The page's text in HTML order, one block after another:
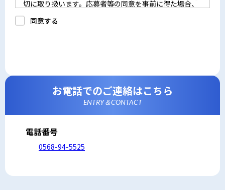
切に取り扱います。応募者等の同意を事前に得た場合、
又は法令により許された場合を除き、個人情報を第三者
に提供しません。
a.応募者等からのお問い合わせに対応・管理するため
な期間、妥当な範囲内でこれに応じます。
応募者等の個人情報の取得、利用その他一切の取り扱い
について、個人情報の保護に関する法律、その他の関連
法令、及び本プライバシーポリシーを遵守します。
応募者等の個人情報を正確かつ最新の内容に保つよう努
及び毀損から保護するため、必要な安全管理措置を講じ
ます。
6. Cookieについて
本ウェブサイトでは、一部のコンテンツにおいてCookie
同意する
お電話でのご連絡はこちら
ENTRY＆CONTACT
電話番号
0568-94-5525